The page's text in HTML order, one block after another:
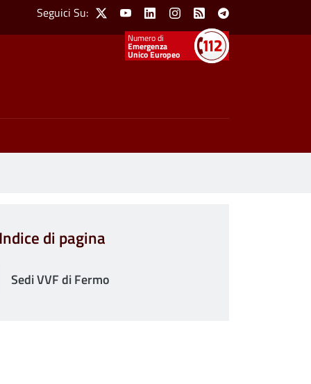
Social Menu
Seguici Su: X YoutubeLinkedinInstagram
Feed Telegram
Emergenza
Unico Europeo
Indice di pagina
Sedi VVF di Fermo